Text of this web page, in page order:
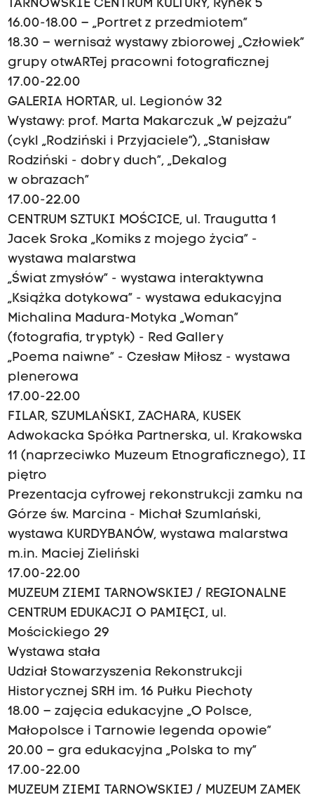
TARNOWSKIE CENTRUM KULTURY, Rynek 5
16.00-18.00 – „Portret z przedmiotem”
18.30 – wernisaż wystawy zbiorowej „Człowiek”
grupy otwARTej pracowni fotograficznej
17.00-22.00
GALERIA HORTAR, ul. Legionów 32
Wystawy: prof. Marta Makarczuk „W pejzażu”
(cykl „Rodziński i Przyjaciele”), „Stanisław
Rodziński - dobry duch”, „Dekalog
w obrazach”
17.00-22.00
CENTRUM SZTUKI MOŚCICE, ul. Traugutta 1
Jacek Sroka „Komiks z mojego życia” -
wystawa malarstwa
„Świat zmysłów” - wystawa interaktywna
„Książka dotykowa” - wystawa edukacyjna
Michalina Madura-Motyka „Woman”
(fotografia, tryptyk) - Red Gallery
„Poema naiwne” - Czesław Miłosz - wystawa
plenerowa
17.00-22.00
FILAR, SZUMLAŃSKI, ZACHARA, KUSEK
Adwokacka Spółka Partnerska, ul. Krakowska
11 (naprzeciwko Muzeum Etnograficznego), II
piętro
Prezentacja cyfrowej rekonstrukcji zamku na
Górze św. Marcina - Michał Szumlański,
wystawa KURDYBANÓW, wystawa malarstwa
m.in. Maciej Zieliński
17.00-22.00
MUZEUM ZIEMI TARNOWSKIEJ / REGIONALNE
CENTRUM EDUKACJI O PAMIĘCI, ul.
Mościckiego 29
Wystawa stała
Udział Stowarzyszenia Rekonstrukcji
Historycznej SRH im. 16 Pułku Piechoty
18.00 – zajęcia edukacyjne „O Polsce,
Małopolsce i Tarnowie legenda opowie”
20.00 – gra edukacyjna „Polska to my”
17.00-22.00
MUZEUM ZIEMI TARNOWSKIEJ / MUZEUM ZAMEK